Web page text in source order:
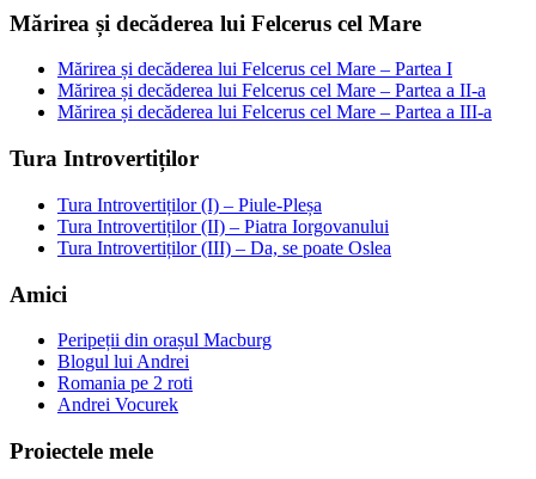
Mărirea și decăderea lui Felcerus cel Mare
Mărirea și decăderea lui Felcerus cel Mare – Partea I
Mărirea și decăderea lui Felcerus cel Mare – Partea a II-a
Mărirea și decăderea lui Felcerus cel Mare – Partea a III-a
Tura Introvertiților
Tura Introvertiților (I) – Piule-Pleșa
Tura Introvertiților (II) – Piatra Iorgovanului
Tura Introvertiților (III) – Da, se poate Oslea
Amici
Peripeții din orașul Macburg
Blogul lui Andrei
Romania pe 2 roti
Andrei Vocurek
Proiectele mele